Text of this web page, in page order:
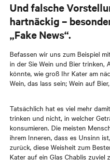
Und falsche
hartnäckig –
„Fake News“.
Befassen wir uns zum Beispiel
in der Sie Wein und Bier trinken,
könnte, wie groß Ihr Kater am
Wein, das lass sein; Wein auf
Tatsächlich hat es viel mehr
trinken und nicht, in welcher
konsumieren. Die meisten
ihrem Inneren, dass es Unsinn
zurück, diese Weisheit zum
Kater auf ein Glas Chablis zuviel